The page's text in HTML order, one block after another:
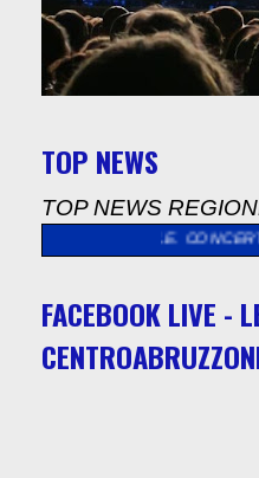
TOP NEWS
TOP NEWS
CONCERTI E
FACEBOOK LIVE -